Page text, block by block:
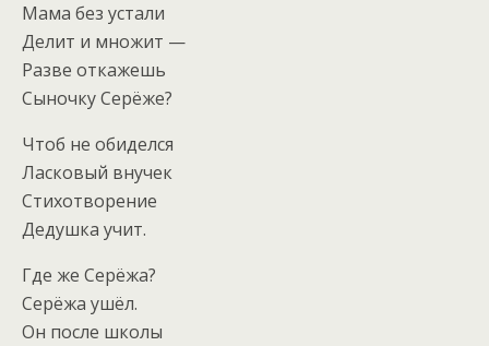
Мама без устали
Делит и множит —
Разве откажешь
Сыночку Серёже?
Чтоб не обиделся
Ласковый внучек
Стихотворение
Дедушка учит.
Где же Серёжа?
Серёжа ушёл.
Он после школы